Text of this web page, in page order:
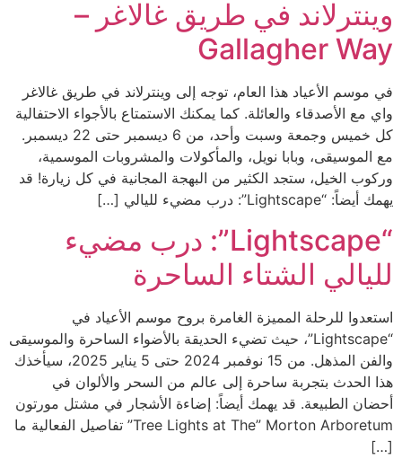
وينترلاند في طريق غالاغر –
Gallagher Way
في موسم الأعياد هذا العام، توجه إلى وينترلاند في طريق غالاغر
واي مع الأصدقاء والعائلة. كما يمكنك الاستمتاع بالأجواء الاحتفالية
كل خميس وجمعة وسبت وأحد، من 6 ديسمبر حتى 22 ديسمبر.
مع الموسيقى، وبابا نويل، والمأكولات والمشروبات الموسمية،
وركوب الخيل، ستجد الكثير من البهجة المجانية في كل زيارة! قد
يهمك أيضاً: “Lightscape”: درب مضيء لليالي […]
“Lightscape”: درب مضيء
لليالي الشتاء الساحرة
استعدوا للرحلة المميزة الغامرة بروح موسم الأعياد في
“Lightscape”، حيث تضيء الحديقة بالأضواء الساحرة والموسيقى
والفن المذهل. من 15 نوفمبر 2024 حتى 5 يناير 2025، سيأخذك
هذا الحدث بتجربة ساحرة إلى عالم من السحر والألوان في
أحضان الطبيعة. قد يهمك أيضاً: إضاءة الأشجار في مشتل مورتون
Tree Lights at The” Morton Arboretum” تفاصيل الفعالية ما
[…]